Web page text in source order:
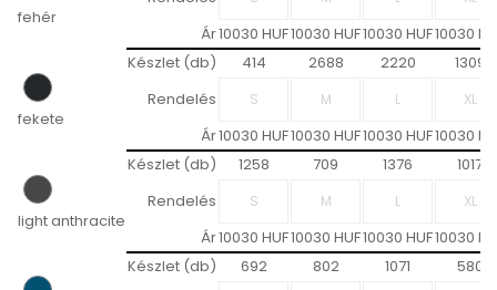
fehér
Ár10030 HUF10030 HUF10030 HUF10030
fekete
Készlet (db) 414 2688 2220
1309
Rendelés
Ár10030 HUF10030 HUF10030 HUF10030
light anthracite
Készlet (db) 1258 709 1376
1017
Rendelés
Ár10030 HUF10030 HUF10030 HUF10030
Készlet (db) 692 802 1071
580